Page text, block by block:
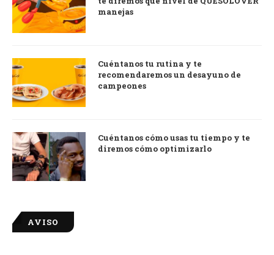
manejas
Cuéntanos tu rutina y te
recomendaremos un desayuno de
campeones
Cuéntanos cómo usas tu tiempo y te
diremos cómo optimizarlo
AVISO